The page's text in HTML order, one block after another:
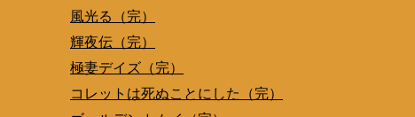
風光る（完）
輝夜伝（完）
極妻デイズ（完）
コレットは死ぬことにした（完）